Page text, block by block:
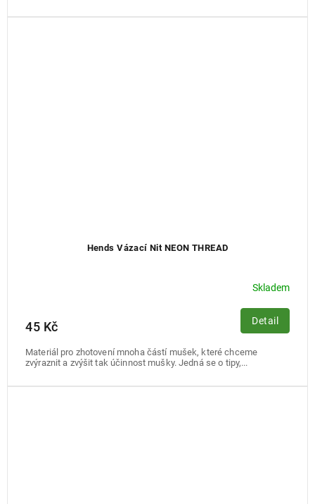
Hends Vázací Nit NEON THREAD
Skladem
45 Kč Detail
Materiál pro zhotovení mnoha částí mušek, které chceme
zvýraznit a zvýšit tak účinnost mušky. Jedná se o tipy,...